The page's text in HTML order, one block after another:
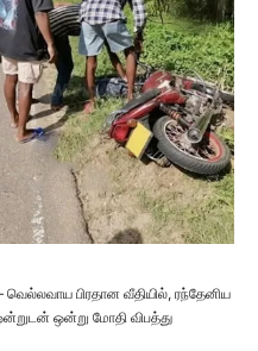
வெல்லவாய பிரதான வீதியில், ரந்தேனிய
ஒன்று மோதி விபத்து